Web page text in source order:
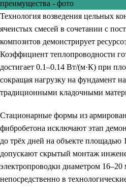
Технология возведения цельных
ячеистых смесей в сочетании с
композитов демонстрирует
Коэффициент теплопроводности
достигает 0.1–0.14 Вт/(м·К) при
сокращая нагрузку на фундамент
традиционными кладочными
Стационарные формы из
фибробетона исключают этап
до трёх дней на объекте площадью
допускают скрытый монтаж
электропроводки диаметром
непосредственно в